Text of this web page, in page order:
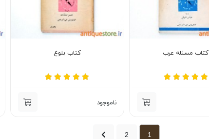
کتاب مسئله عرب کتاب بلوغ
ناموجود
1
2